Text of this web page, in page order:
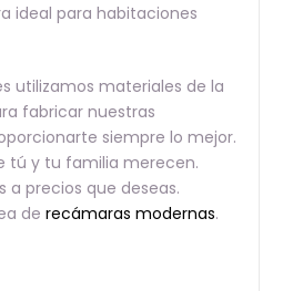
ideal para habitaciones
utilizamos materiales de la
fabricar nuestras
siempre lo mejor.
tú y tu familia merecen.
a precios que deseas.
de recámaras modernas.